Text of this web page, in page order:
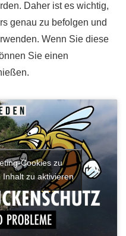
Daher ist es wichtig,
genau zu befolgen und
Wenn Sie diese
Sie einen
Cookies zu
zu aktivieren